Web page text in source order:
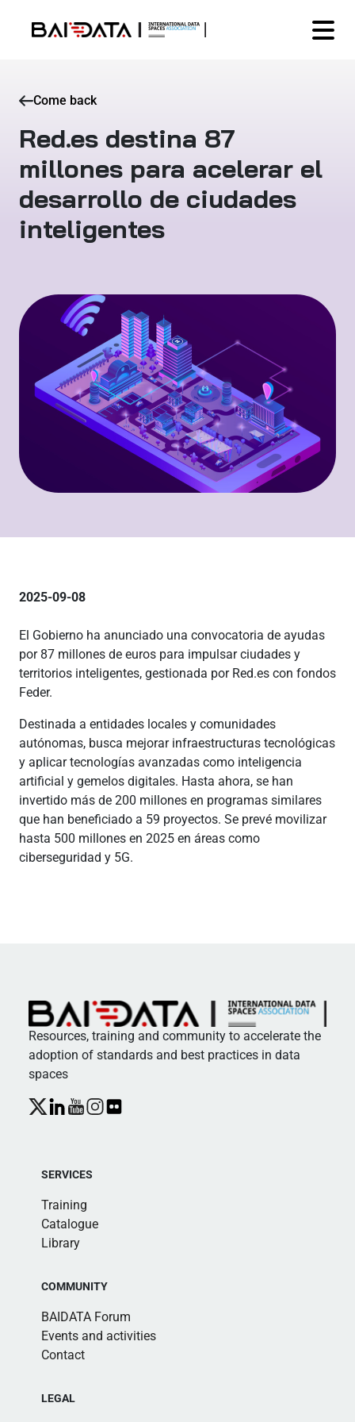
Come back
Red.es destina 87
millones para acelerar el
desarrollo de ciudades
inteligentes
2025-09-08
El Gobierno ha anunciado una convocatoria de ayudas
por 87 millones de euros para impulsar ciudades y
territorios inteligentes, gestionada por Red.es con fondos
Feder.
Destinada a entidades locales y comunidades
autónomas, busca mejorar infraestructuras tecnológicas
y aplicar tecnologías avanzadas como inteligencia
artificial y gemelos digitales. Hasta ahora, se han
invertido más de 200 millones en programas similares
que han beneficiado a 59 proyectos. Se prevé movilizar
hasta 500 millones en 2025 en áreas como
ciberseguridad y 5G.
Resources, training and community to accelerate the
adoption of standards and best practices in data
spaces
SERVICES
Training
Catalogue
Library
COMMUNITY
BAIDATA Forum
Events and activities
Contact
LEGAL